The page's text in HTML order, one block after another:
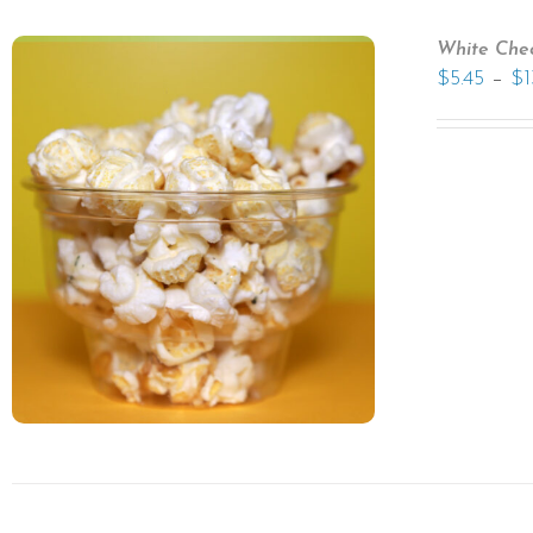
White
$5.45 – $